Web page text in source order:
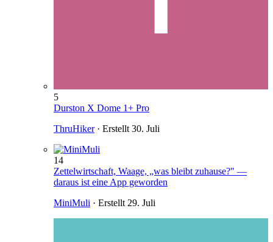
5
Durston X Dome 1+ Pro
ThruHiker· Erstellt 30. Juli
14
Zettelwirtschaft, Waage, „was bleibt zuhause?" —
daraus ist eine App geworden
MiniMuli · Erstellt 29. Juli